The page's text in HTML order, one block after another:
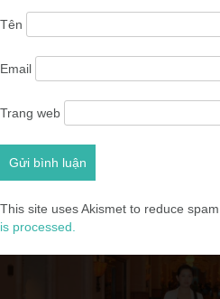
Tên
Email
Trang web
This site uses Akismet to reduce spam.
is processed.